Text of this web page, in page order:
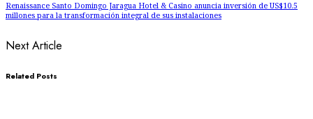
Renaissance Santo Domingo Jaragua Hotel & Casino anuncia inversión de US$10.5
millones para la transformación integral de sus instalaciones
Next Article
Related Posts